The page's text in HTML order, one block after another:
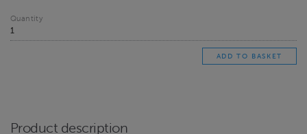
Quantity
Product description